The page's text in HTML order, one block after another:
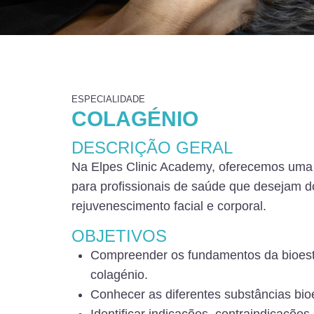
ESPECIALIDADE
COLAGÉNIO
DESCRIÇÃO GERAL
Na Elpes Clinic Academy, oferecemos
para profissionais de saúde que desejam
rejuvenescimento facial e corporal.
OBJETIVOS
Compreender os fundamentos da
colagénio.
Conhecer as diferentes substâncias